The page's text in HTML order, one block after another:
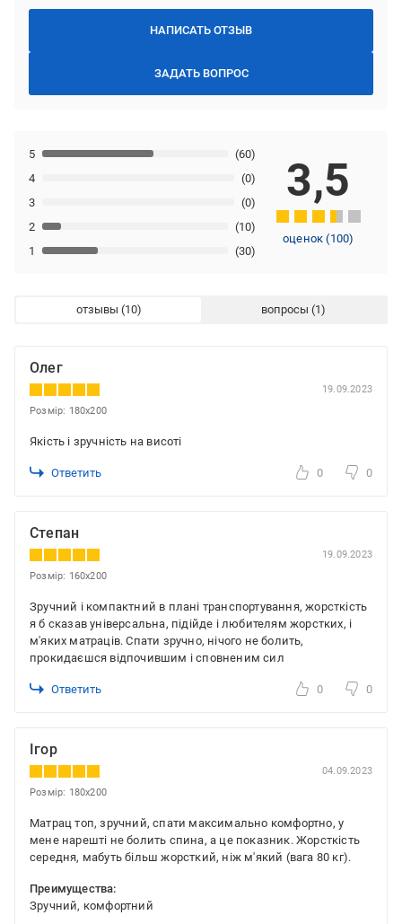
НАПИСАТЬ ОТЗЫВ
ЗАДАТЬ ВОПРОС
1 (30)
2 (10)
3 (0)
4 (0)
5 (60)
3,5
оценок(100)
отзывы вопросы
Олег
19.09.2023
Розмір: 180x200
Якість і зручність на висоті
Ответить 0 0
Степан
19.09.2023
Розмір: 160x200
Зручний і компактний в плані транспортування, жорсткість
я б сказав універсальна, підійде і любителям жорстких, і
м'яких матраців. Спати зручно, нічого не болить,
прокидаєшся відпочившим і сповненим сил
Ответить 0 0
Ігор
04.09.2023
Розмір: 180x200
Матрац топ, зручний, спати максимально комфортно, у
мене нарешті не болить спина, а це показник. Жорсткість
середня, мабуть більш жорсткий, ніж м'який (вага 80 кг).
Преимущества:
Зручний, комфортний